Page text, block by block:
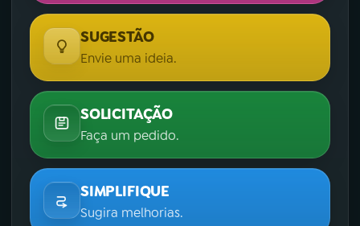
SUGESTÃO
Envie uma ideia.
SOLICITAÇÃO
Faça um pedido.
SIMPLIFIQUE
Sugira melhorias.